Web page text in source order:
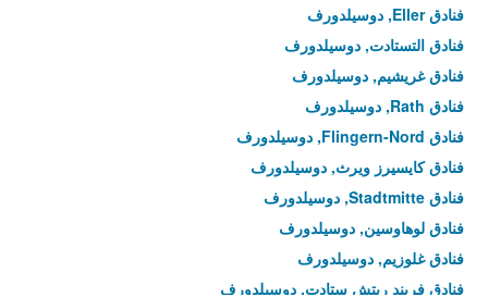
فنادق Eller, دوسيلدورف
فنادق التستادت, دوسيلدورف
فنادق غريشيم, دوسيلدورف
فنادق Rath, دوسيلدورف
فنادق Flingern-Nord, دوسيلدورف
فنادق كايسيرز ويرث, دوسيلدورف
فنادق Stadtmitte, دوسيلدورف
فنادق لوهاوسين, دوسيلدورف
فنادق غلوزيم, دوسيلدورف
فنادق فريند ريتش ستادت, دوسيلدورف